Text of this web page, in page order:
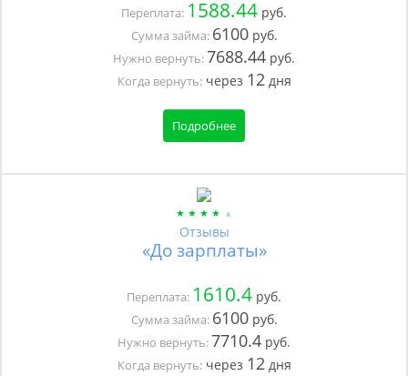
Переплата: 1588.44 руб.
Сумма займа: 6100руб.
Нужно вернуть:7688.44 руб.
Когда вернуть:через 12дня
Подробнее
Отзывы
«До зарплаты»
Переплата: 1610.4 руб.
Сумма займа: 6100руб.
Нужно вернуть:7710.4 руб.
Когда вернуть:через 12дня